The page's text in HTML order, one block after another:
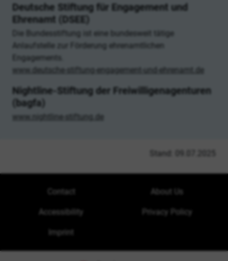
Deutsche Stiftung für Engagement und
Ehrenamt (DSEE)
Die Bundesstiftung ist eine bundesweit tätige
Anlaufstelle zur Förderung ehrenamtlichen
Engagements.
www.deutsche-stiftung-engagement-und-ehrenamt.de
Nightline-Stiftung der Freiwilligenagenturen
(bagfa)
www.nightline-stiftung.de
Stand: 09.07.2025
Contact About Us
Accessibility Privacy Policy
Imprint